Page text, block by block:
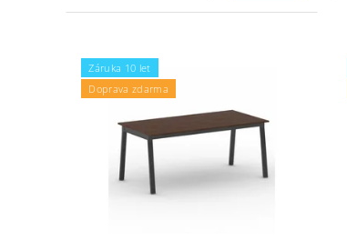
Záruka 10 let
Doprava zdarma